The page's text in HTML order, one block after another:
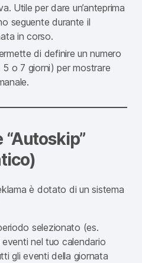
Utile per dare un’anteprima
seguente durante il
in corso.
di definire un numero
o 7 giorni) per mostrare
è dotato di un sistema
selezionato (es.
nel tuo calendario
gli eventi della giornata